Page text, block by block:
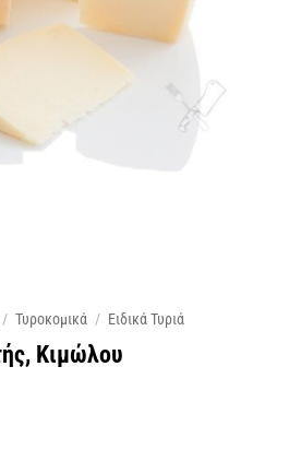
/ Τυροκομικά / Ειδικά Τυριά
Κιμώλου